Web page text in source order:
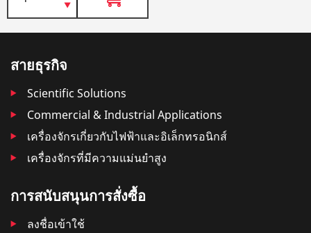
สายธุรกิจ
Scientific Solutions
Commercial & Industrial Applications
เครื่องจักรเกี่ยวกับไฟฟ้าและอิเล็กทรอนิกส์
เครื่องจักรที่มีความแม่นยำสูง
การสนับสนุนการสั่งซื้อ
ลงชื่อเข้าใช้